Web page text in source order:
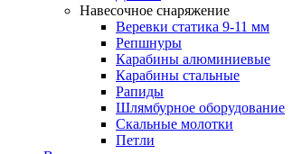
Навесочное снаряжение
Веревки статика 9-11 мм
Репшнуры
Карабины алюминиевые
Карабины стальные
Рапиды
Шлямбурное оборудование
Скальные молотки
Петли